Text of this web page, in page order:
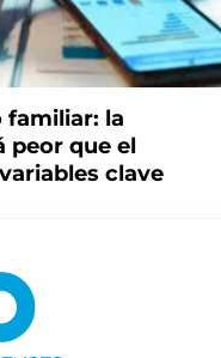
familiar: la
peor que el
clave